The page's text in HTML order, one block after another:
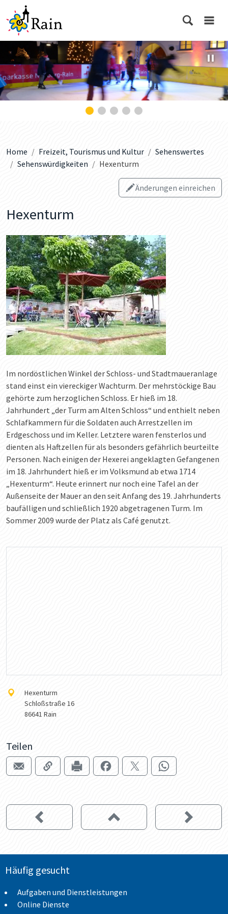
Home Freizeit, Tourismus und Kultur
Sehenswertes
Sehenswürdigkeiten
Hexenturm
Änderungen einreichen
Hexenturm
Im nordöstlichen Winkel der Schloss- und Stadtmaueranlage
stand einst ein viereckiger Wachturm. Der mehrstöckige Bau
gehörte zum herzoglichen Schloss. Er hieß im 18.
Jahrhundert „der Turm am Alten Schloss“ und enthielt neben
Schlafkammern für die Soldaten auch Arrestzellen im
Erdgeschoss und im Keller. Letztere waren fensterlos und
dienten als Haftzellen für als besonders gefährlich beurteilte
Personen. Nach einigen der Hexerei angeklagten Gefangenen
im 18. Jahrhundert hieß er im Volksmund ab etwa 1714
„Hexenturm“. Heute erinnert nur noch eine Tafel an der
Außenseite der Mauer an den seit Anfang des 19. Jahrhunderts
baufälligen und schließlich 1920 abgetragenen Turm. Im
Sommer 2009 wurde der Platz als Café genutzt.
Hexenturm
Schloßstraße 16
86641 Rain
Teilen
Häufig gesucht
Aufgaben und Dienstleistungen
Online Dienste